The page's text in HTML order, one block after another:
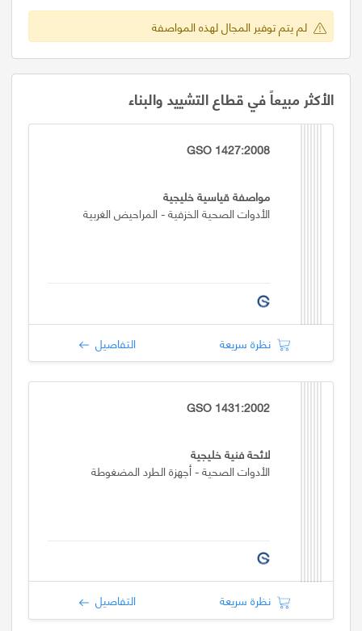
لم يتم توفير المجال لهذه المواصفة
الأكثر مبيعاً في قطاع التشييد والبناء
GSO 1427:2008
مواصفة قياسية خليجية
الأدوات الصحية الخزفية - المراحيض الغربية
نظرة سريعة التفاصيل
GSO 1431:2002
لائحة فنية خليجية
الأدوات الصحية - أجهزة الطرد المضغوطة
نظرة سريعة التفاصيل